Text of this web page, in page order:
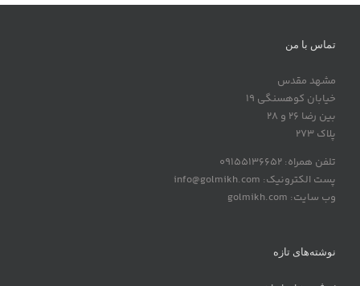
تماس با من
مشهد مقدس
خیابان کوهسنگی 19
بین رضا 26 و 28
پلاک 273
تلفن همراه: 09155136652
پست الکترونیک: info@golmikh.com
وب سایت: golmikh.com
نوشته‌های تازه